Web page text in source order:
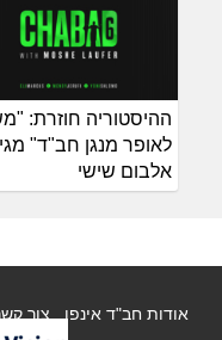
ההיסטוריה חוזרת:
לאופר מנגן חב"ד"
אלבום שישי
אודות חב"ד אינפו צור